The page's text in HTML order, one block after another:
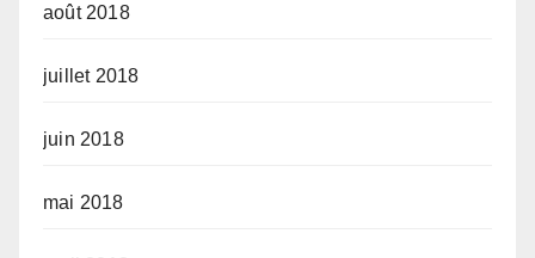
août 2018
juillet 2018
juin 2018
mai 2018